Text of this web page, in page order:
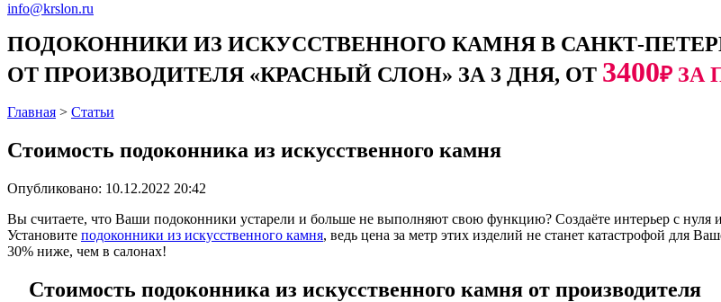
info@krslon.ru
ПОДОКОННИКИ ИЗ ИСКУССТВЕННОГО КАМНЯ В САНКТ-
ОТ ПРОИЗВОДИТЕЛЯ «КРАСНЫЙ СЛОН» ЗА 3 ДНЯ, ОТ 3400₽ ЗА
Главная > Статьи
Стоимость подоконника из искусственного камня
Опубликовано: 10.12.2022 20:42
Вы считаете, что Ваши подоконники устарели и больше не выполняют свою функцию? Создаёте интерьер с
Установите подоконники из искусственного камня, ведь цена за метр этих изделий не станет катастрофой для
30% ниже, чем в салонах!
Стоимость подоконника из искусственного камня от производителя